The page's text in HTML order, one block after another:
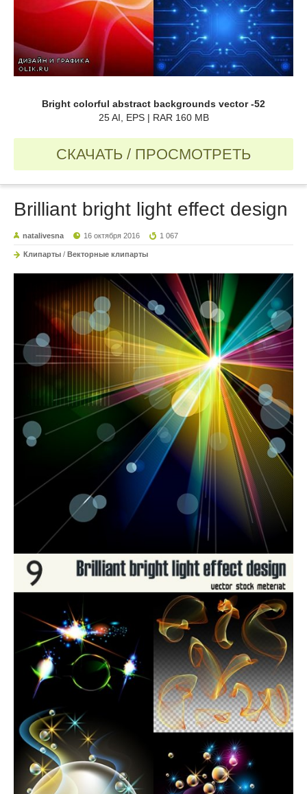
Bright colorful abstract backgrounds vector -52
25 AI, EPS | RAR 160 MB
СКАЧАТЬ / ПРОСМОТРЕТЬ
Brilliant bright light effect design
natalivesna 16 октября 2016 1 067
Клипарты / Векторные клипарты